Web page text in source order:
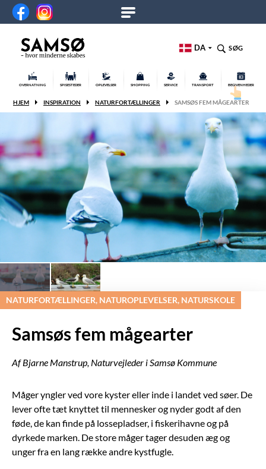
DA SØG
OVERNATNING SPISESTEDER OPLEVELSER SHOPPING SERVICE TRANSPORT BEGIVENHEDER
HJEM INSPIRATION NATURFORTÆLLINGER SAMSØS FEM MÅGEARTER
NATURFORTÆLLINGER, NATUROPLEVELSER, NATURSKOLE
Samsøs fem mågearter
Af Bjarne Manstrup, Naturvejleder i Samsø Kommune
Måger yngler ved vore kyster eller inde i landet ved søer. De
lever ofte tæt knyttet til mennesker og nyder godt af den
føde, de kan finde på lossepladser, i fiskerihavne og på
dyrkede marken. De store måger tager desuden æg og
unger fra en lang række andre kystfugle.